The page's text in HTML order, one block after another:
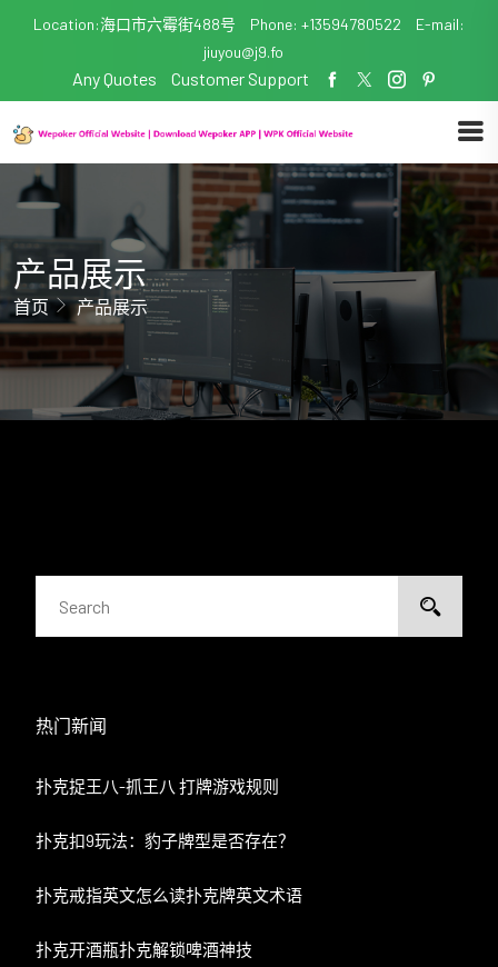
Location:海口市六霉街488号 Phone: +13594780522
E-mail:
jiuyou@j9.fo
Any Quotes Customer Support
产品展示
首页 产品展示
热门新闻
扑克捉王八-抓王八 打牌游戏规则
扑克扣9玩法：豹子牌型是否存在？
扑克戒指英文怎么读扑克牌英文术语
扑克开酒瓶扑克解锁啤酒神技